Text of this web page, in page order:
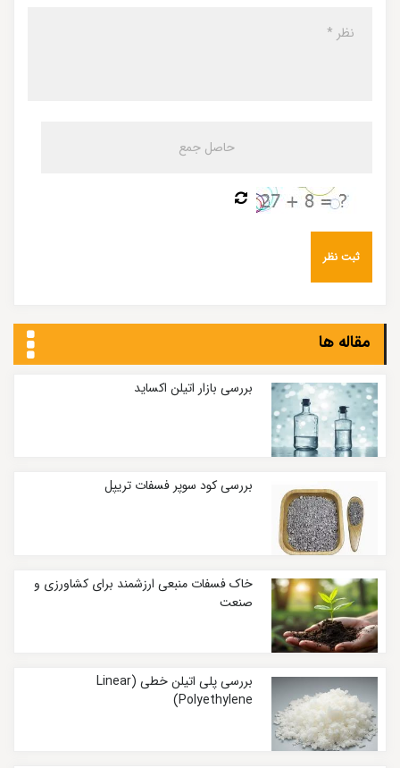
مقاله ها
بررسی بازار اتیلن اکساید
بررسی کود سوپر فسفات تریپل
خاک فسفات منبعی ارزشمند برای کشاورزی و
صنعت
بررسی پلی اتیلن خطی (Linear
Polyethylene)